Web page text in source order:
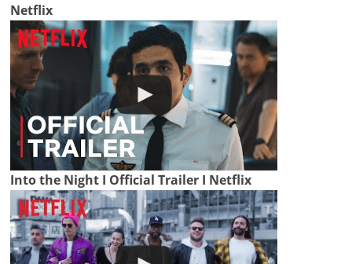
Netflix
Into the Night I Official Trailer I Netflix